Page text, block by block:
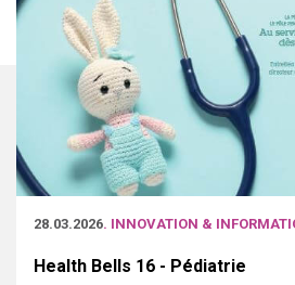
28.03.2026. INNOVATION &
Health Bells 16 - Pédiatrie